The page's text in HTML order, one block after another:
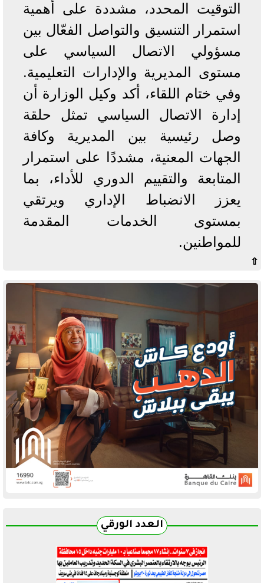
التوقيت المحدد، مشددة على أهمية
استمرار التنسيق والتواصل الفعّال بين
مسؤولي الاتصال السياسي على
مستوى المديرية والإدارات التعليمية.
وفي ختام اللقاء، أكد وكيل الوزارة أن
إدارة الاتصال السياسي تمثل حلقة
وصل رئيسية بين المديرية وكافة
الجهات المعنية، مشددًا على استمرار
المتابعة والتقييم الدوري للأداء، بما
يعزز الانضباط الإداري ويرتقي
بمستوى الخدمات المقدمة
للمواطنين.
⇧
العدد الورقي